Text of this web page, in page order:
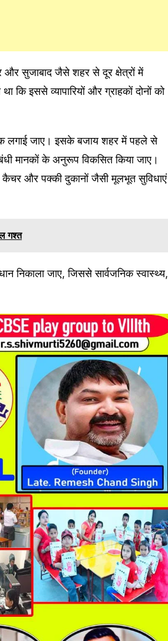
और सुजाबाद जैसे शहर से दूर क्षेत्रों में
कि इससे व्यापारियों और ग्राहकों दोनों को
लगाई जाए। इसके बजाय शहर में पहले से
मानकों के अनुरूप विकसित किया जाए।
कैचर और पक्की दुकानों जैसी मूलभूत सुविधाएं
गश्त
निकाला जाए, जिससे सार्वजनिक स्वास्थ्य,